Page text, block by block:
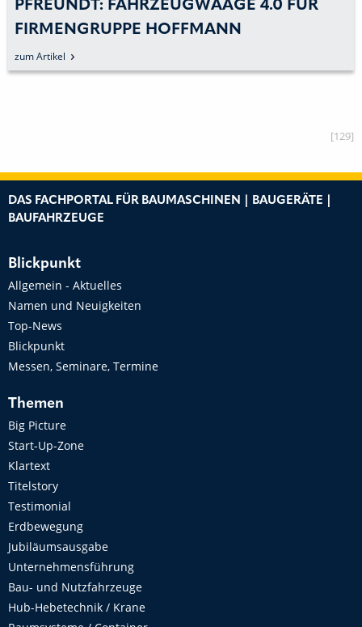
PFREUNDT: FAHRZEUGWAAGE 4.0 FÜR
FIRMENGRUPPE HOFFMANN
zum Artikel
[129]
DAS FACHPORTAL FÜR BAUMASCHINEN | BAUGERÄTE |
BAUFAHRZEUGE
Blickpunkt
Allgemein - Aktuelles
Namen und Neuigkeiten
Top-News
Blickpunkt
Messen, Seminare, Termine
Themen
Big Picture
Start-Up-Zone
Klartext
Titelstory
Testimonial
Erdbewegung
Jubiläumsausgabe
Unternehmensführung
Bau- und Nutzfahrzeuge
Hub-Hebetechnik / Krane